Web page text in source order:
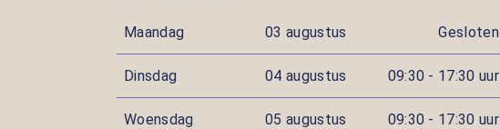
Maandag 03 augustus Gesloten
Dinsdag 04 augustus 09:30 - 17:30 uur
Woensdag 05 augustus 09:30 - 17:30 uur